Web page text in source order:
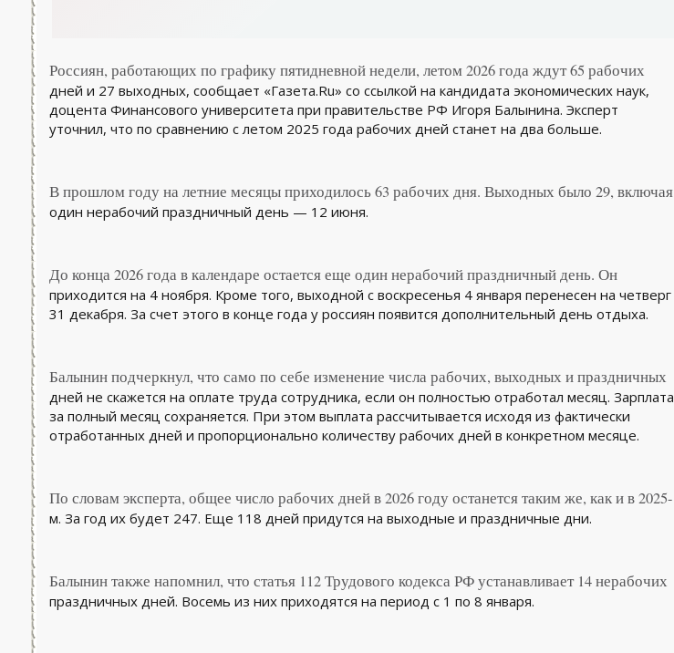
Россиян, работающих по графику пятидневной недели, летом 2026 года ждут 65 рабочих
дней и 27 выходных, сообщает «Газета.Ru» со ссылкой на кандидата экономических наук,
доцента Финансового университета при правительстве РФ Игоря Балынина. Эксперт
уточнил, что по сравнению с летом 2025 года рабочих дней станет на два больше.
В прошлом году на летние месяцы приходилось 63 рабочих дня. Выходных было 29, включая
один нерабочий праздничный день — 12 июня.
До конца 2026 года в календаре остается еще один нерабочий праздничный день. Он
приходится на 4 ноября. Кроме того, выходной с воскресенья 4 января перенесен на четверг
31 декабря. За счет этого в конце года у россиян появится дополнительный день отдыха.
Балынин подчеркнул, что само по себе изменение числа рабочих, выходных и праздничных
дней не скажется на оплате труда сотрудника, если он полностью отработал месяц. Зарплата
за полный месяц сохраняется. При этом выплата рассчитывается исходя из фактически
отработанных дней и пропорционально количеству рабочих дней в конкретном месяце.
По словам эксперта, общее число рабочих дней в 2026 году останется таким же, как и в 2025-
м. За год их будет 247. Еще 118 дней придутся на выходные и праздничные дни.
Балынин также напомнил, что статья 112 Трудового кодекса РФ устанавливает 14 нерабочих
праздничных дней. Восемь из них приходятся на период с 1 по 8 января.